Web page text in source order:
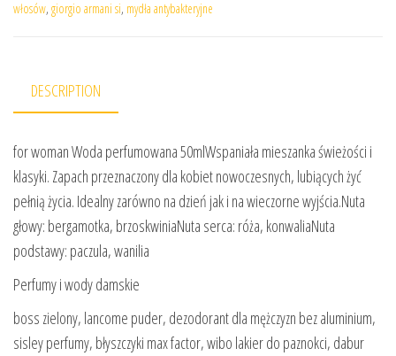
włosów, giorgio armani si, mydła antybakteryjne
DESCRIPTION
for woman Woda perfumowana 50mlWspaniała mieszanka świeżości i
klasyki. Zapach przeznaczony dla kobiet nowoczesnych, lubiących żyć
pełnią życia. Idealny zarówno na dzień jak i na wieczorne wyjścia.Nuta
głowy: bergamotka, brzoskwiniaNuta serca: róża, konwaliaNuta
podstawy: paczula, wanilia
Perfumy i wody damskie
boss zielony, lancome puder, dezodorant dla mężczyzn bez aluminium,
sisley perfumy, błyszczyki max factor, wibo lakier do paznokci, dabur